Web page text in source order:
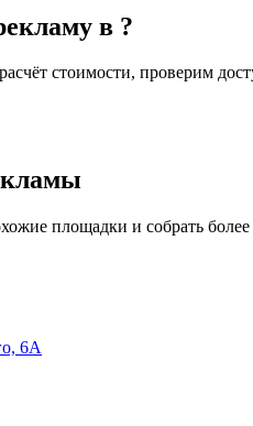
в ?
стоимости, проверим
площадки и собрать
6А